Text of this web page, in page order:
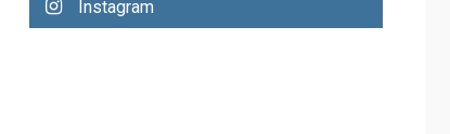
4
diálogo
Instagram